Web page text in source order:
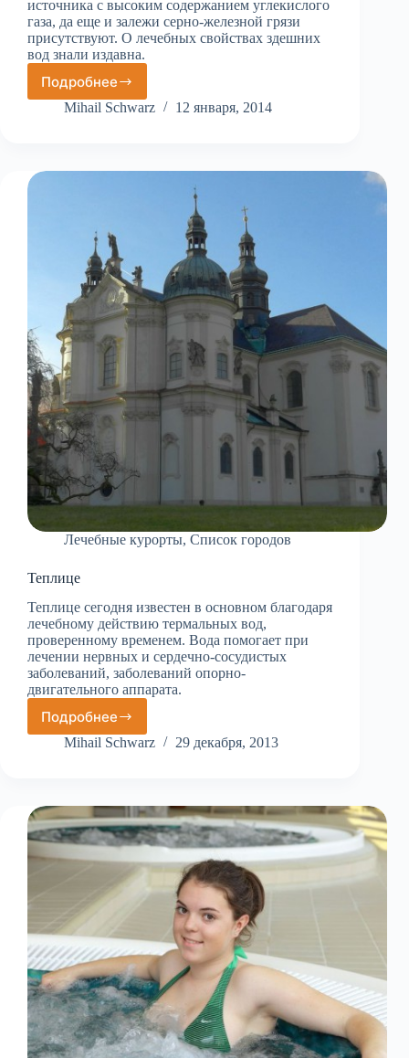
источника с высоким содержанием углекислого
газа, да еще и залежи серно-железной грязи
присутствуют. О лечебных свойствах здешних
вод знали издавна.
ПодробнееФрантишковы
Лазне
Mihail Schwarz 12 января, 2014
Лечебные курорты, Список городов
Теплице
Теплице сегодня известен в основном благодаря
лечебному действию термальных вод,
проверенному временем. Вода помогает при
лечении нервных и сердечно-сосудистых
заболеваний, заболеваний опорно-
двигательного аппарата.
Подробнее
Теплице
Mihail Schwarz 29 декабря, 2013